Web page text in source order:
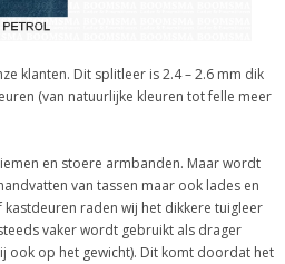
klanten. Dit splitleer is 2.4 – 2.6 mm dik
(van natuurlijke kleuren tot felle meer
en stoere armbanden. Maar wordt
van tassen maar ook lades en
raden wij het dikkere tuigleer
vaker wordt gebruikt als drager
ook op het gewicht). Dit komt doordat het